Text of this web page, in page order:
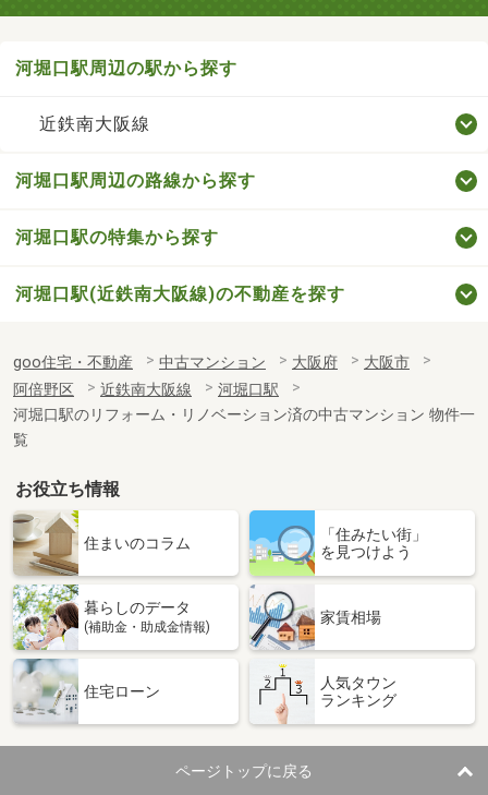
河堀口駅周辺の駅から探す
近鉄南大阪線
河堀口駅周辺の路線から探す
河堀口駅の特集から探す
河堀口駅(近鉄南大阪線)の不動産を探す
goo住宅・不動産 中古マンション 大阪府
大阪市
阿倍野区
近鉄南大阪線
河堀口駅
河堀口駅のリフォーム・リノベーション済の中古マンション 物件一
覧
お役立ち情報
住まいのコラム
「住みたい街」
を見つけよう
暮らしのデータ
(補助金・助成金情報)
家賃相場
住宅ローン
人気タウン
ランキング
ページトップに戻る